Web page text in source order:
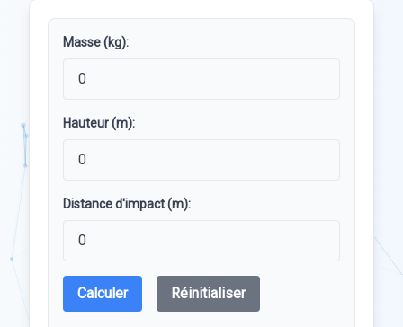
Masse (kg):
Hauteur (m):
Distance d'impact (m):
Calculer Réinitialiser